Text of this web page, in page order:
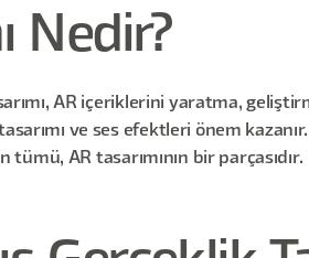
Nedir?
AR içeriklerini yaratma,
ve ses efektleri önem
tümü, AR tasarımının bir parçasıdır.